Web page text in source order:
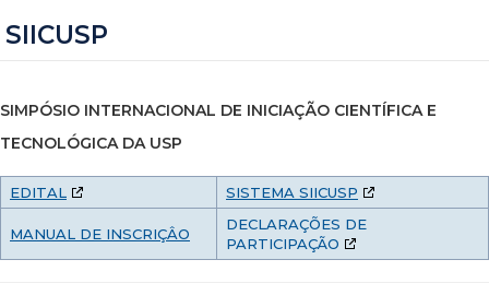
SIICUSP
SIMPÓSIO INTERNACIONAL DE INICIAÇÃO CIENTÍFICA E
TECNOLÓGICA DA USP
EDITAL SISTEMA SIICUSP
MANUAL DE INSCRIÇÂO
DECLARAÇÕES DE
PARTICIPAÇÃO